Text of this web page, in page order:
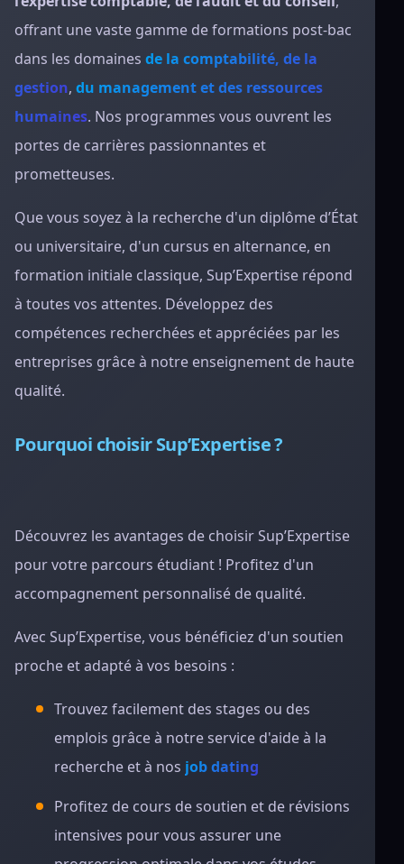
offrant une vaste gamme de formations post-bac
dans les domaines de la comptabilité, de la
gestion, du management et des ressources
humaines. Nos programmes vous ouvrent les
portes de carrières passionnantes et
prometteuses.
Que vous soyez à la recherche d'un diplôme d’État
ou universitaire, d'un cursus en alternance, en
formation initiale classique, Sup’Expertise répond
à toutes vos attentes. Développez des
compétences recherchées et appréciées par les
entreprises grâce à notre enseignement de haute
qualité.
Pourquoi choisir Sup’Expertise ?
Découvrez les avantages de choisir Sup’Expertise
pour votre parcours étudiant ! Profitez d'un
accompagnement personnalisé de qualité.
Avec Sup’Expertise, vous bénéficiez d'un soutien
proche et adapté à vos besoins :
Trouvez facilement des stages ou des
emplois grâce à notre service d'aide à la
recherche et à nos job dating
Profitez de cours de soutien et de révisions
intensives pour vous assurer une